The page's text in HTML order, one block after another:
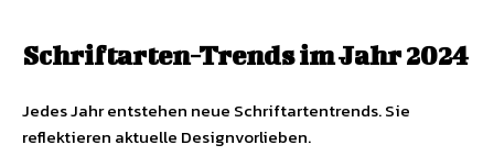
Schriftarten-Trends im Jahr 2024
Jedes Jahr entstehen neue Schriftartentrends. Sie
reflektieren aktuelle Designvorlieben.